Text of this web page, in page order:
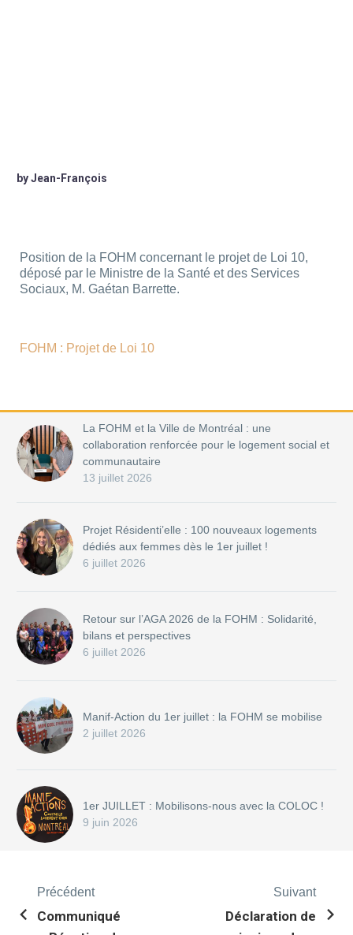
by Jean-François
Position de la FOHM concernant le projet de Loi 10,
déposé par le Ministre de la Santé et des Services
Sociaux, M. Gaétan Barrette.
FOHM : Projet de Loi 10
La FOHM et la Ville de Montréal : une
collaboration renforcée pour le logement social et
communautaire
13 juillet 2026
Projet Résidenti’elle : 100 nouveaux logements
dédiés aux femmes dès le 1er juillet !
6 juillet 2026
Retour sur l’AGA 2026 de la FOHM : Solidarité,
bilans et perspectives
6 juillet 2026
Manif-Action du 1er juillet : la FOHM se mobilise
2 juillet 2026
1er JUILLET : Mobilisons-nous avec la COLOC !
9 juin 2026
Précédent
Communiqué
Suivant
Déclaration de